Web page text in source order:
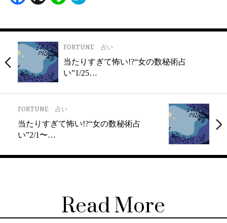
FORTUNE 占い
当たりすぎて怖い!?“女の数秘術占
い”1/25…
FORTUNE 占い
当たりすぎて怖い!?“女の数秘術占
い”2/1〜…
Read More